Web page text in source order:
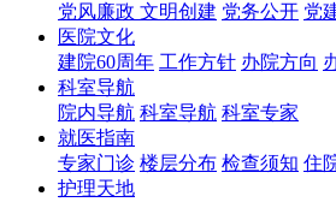
党风廉政 文明创建 党务公开 党
医院文化
建院60周年 工作方针 办院方向
科室导航
院内导航 科室导航 科室专家
就医指南
专家门诊 楼层分布 检查须知 住
护理天地